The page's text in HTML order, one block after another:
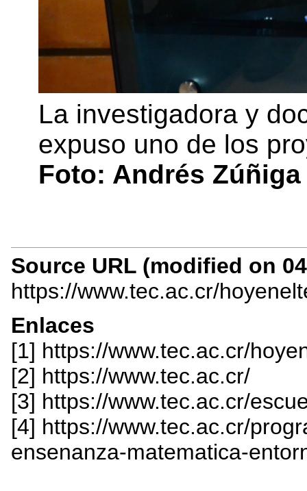
La investigadora y
expuso uno de los
Foto: Andrés Zúñiga
Source URL (modified on
https://www.tec.ac.cr/
Enlaces
[1] https://www.tec.ac.cr/
[2] https://www.tec.ac.cr/
[3] https://www.tec.ac.cr/
[4] https://www.tec.ac.cr/
ensenanza-matematica-